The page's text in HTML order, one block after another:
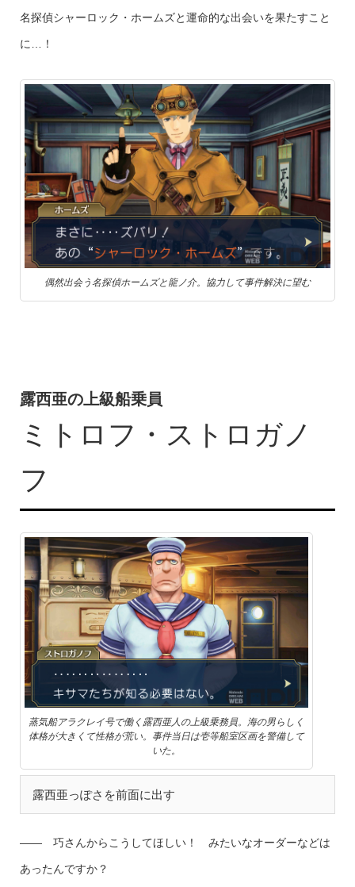
名探偵シャーロック・ホームズと運命的な出会いを果たすこと
に…！
偶然出会う名探偵ホームズと龍ノ介。協力して事件解決に望む
露西亜の上級船乗員
ミトロフ・ストロガノ
フ
蒸気船アラクレイ号で働く露西亜人の上級乗務員。海の男らしく
体格が大きくて性格が荒い。事件当日は壱等船室区画を警備して
いた。
露西亜っぽさを前面に出す
—— 巧さんからこうしてほしい！ みたいなオーダーなどは
あったんですか？